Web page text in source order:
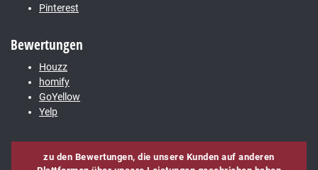
Pinterest
Bewertungen
Houzz
homify
GoYellow
Yelp
zu den Bewertungen, die unsere Kunden auf anderen